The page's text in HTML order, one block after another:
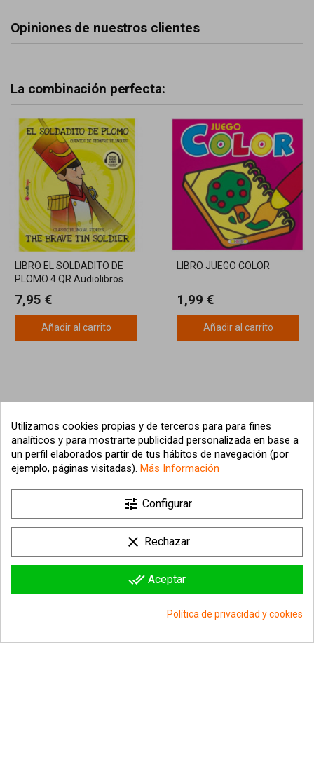
Opiniones de nuestros clientes
La combinación perfecta:
LIBRO EL SOLDADITO DE
PLOMO 4 QR Audiolibros
7,95 €
Añadir al carrito
LIBRO JUEGO COLOR
1,99 €
Añadir al carrito
Información sobre la tienda 
Utilizamos cookies propias y de terceros para para fines
analíticos y para mostrarte publicidad personalizada en base a
un perfil elaborados partir de tus hábitos de navegación (por
ejemplo, páginas visitadas). Más Información
tune Configurar
clear Rechazar
done_all Aceptar
Política de privacidad y cookies